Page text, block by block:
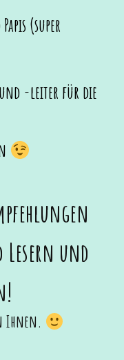
(super
-leiter für die
und
Ihnen.